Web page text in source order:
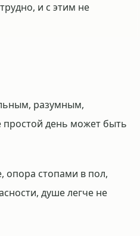
и с этим не
разумным,
день может быть
опора стопами в пол,
душе легче не